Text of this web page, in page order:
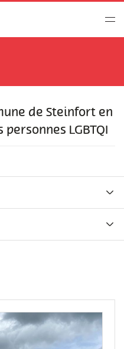
de Steinfort en
LGBTQI